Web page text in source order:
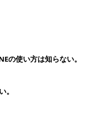
の使い方は知らない。
。